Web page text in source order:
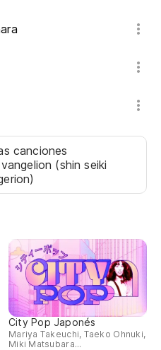
canciones
(shin seiki
City Pop Japonés
Mariya Takeuchi, Taeko Ohnuki,
Miki Matsubara...